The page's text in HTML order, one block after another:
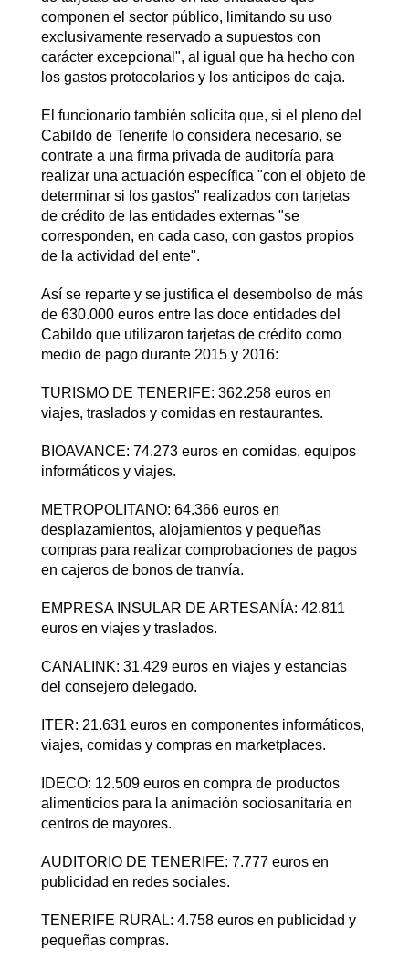
componen el sector público, limitando su uso
exclusivamente reservado a supuestos con
carácter excepcional", al igual que ha hecho con
los gastos protocolarios y los anticipos de caja.
El funcionario también solicita que, si el pleno del
Cabildo de Tenerife lo considera necesario, se
contrate a una firma privada de auditoría para
realizar una actuación específica "con el objeto de
determinar si los gastos" realizados con tarjetas
de crédito de las entidades externas "se
corresponden, en cada caso, con gastos propios
de la actividad del ente".
Así se reparte y se justifica el desembolso de más
de 630.000 euros entre las doce entidades del
Cabildo que utilizaron tarjetas de crédito como
medio de pago durante 2015 y 2016:
TURISMO DE TENERIFE: 362.258 euros en
viajes, traslados y comidas en restaurantes.
BIOAVANCE: 74.273 euros en comidas, equipos
informáticos y viajes.
METROPOLITANO: 64.366 euros en
desplazamientos, alojamientos y pequeñas
compras para realizar comprobaciones de pagos
en cajeros de bonos de tranvía.
EMPRESA INSULAR DE ARTESANÍA: 42.811
euros en viajes y traslados.
CANALINK: 31.429 euros en viajes y estancias
del consejero delegado.
ITER: 21.631 euros en componentes informáticos,
viajes, comidas y compras en marketplaces.
IDECO: 12.509 euros en compra de productos
alimenticios para la animación sociosanitaria en
centros de mayores.
AUDITORIO DE TENERIFE: 7.777 euros en
publicidad en redes sociales.
TENERIFE RURAL: 4.758 euros en publicidad y
pequeñas compras.